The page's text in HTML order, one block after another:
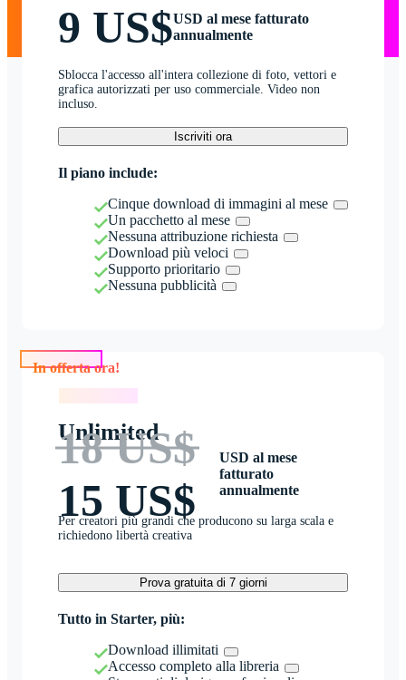
9 US$USD al mese fatturato
annualmente
Sblocca l'accesso all'intera collezione di foto, vettori e
grafica autorizzati per uso commerciale. Video non
incluso.
Iscriviti ora
Il piano include:
Cinque download di immagini al mese
Un pacchetto al mese
Nessuna attribuzione richiesta
Download più veloci
Supporto prioritario
Nessuna pubblicità
Unlimited
18 US$
15 US$
USD al mese
fatturato
annualmente
Per creatori più grandi che producono su larga scala e
richiedono libertà creativa
Prova gratuita di 7 giorni
Tutto in Starter, più:
Download illimitati
Accesso completo alla libreria